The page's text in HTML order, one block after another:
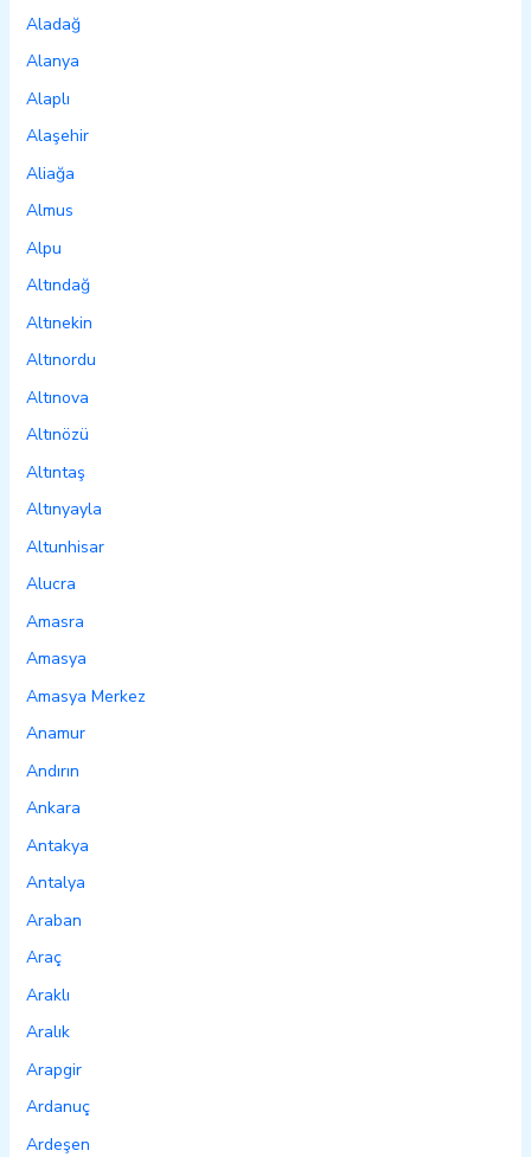
Aladağ
Alanya
Alaplı
Alaşehir
Aliağa
Almus
Alpu
Altındağ
Altınekin
Altınordu
Altınova
Altınözü
Altıntaş
Altınyayla
Altunhisar
Alucra
Amasra
Amasya
Amasya Merkez
Anamur
Andırın
Ankara
Antakya
Antalya
Araban
Araç
Araklı
Aralık
Arapgir
Ardanuç
Ardeşen